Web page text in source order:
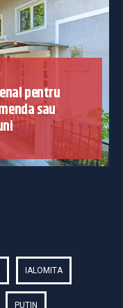
pentru
sau
IALOMITA
PUTIN